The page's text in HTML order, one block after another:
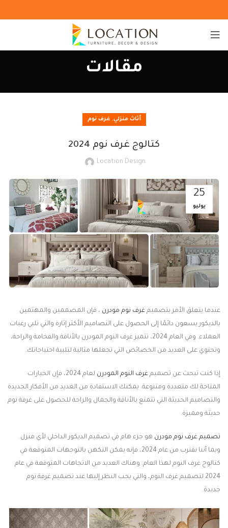
مقالات
أثاث منزلي, غرف نوم
كتالوج غرف نوم 2024
Location Design
25
يوليو
عندما يتعلق الأمر بتصميم غرف نوم مودرن ، فإن المصممين والمهتمين
بالديكور يسعون دائمًا إلى الحصول على التصاميم الأكثر إثارة والتي تلبي رغبات
العملاء. وفي العام 2024، تتميز غرف النوم المودرن بالأناقة والفخامة والراحة،
وتحتوي على العديد من الخصائص التي تجعلها مثالية لتلبية احتياجاتك.
إذا كنت تبحث عن تصميم غرف النوم المودرن
لعام 2024، فإن الخيارات
المتاحة لك متعددة ومتنوعة. يمكنك الاستفادة من العديد من الأفكار الجديدة
والتصاميم الحديثة التي تتمتع بالأناقة والجمال والراحة للحصول على غرفة نوم
حديثة ومميزة.
تصميم غرف نوم مودرن هو جزء هام في تصميم الديكور الداخلي لأي منزل.
وبما أننا نقترب من عام 2024، فإنه يمكن التكهن بالتوجهات المتوقعة في
كتالوج غرف النوم لهذا العام. وهناك العديد من الاتجاهات المتوقعة في عام
2024 لتصميم غرف النوم، والتي يجب النظر إليها عند تصميم غرفة نوم
جديدة.